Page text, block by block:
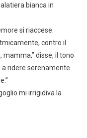
bianca in
si riaccese.
contro il
mamma,” disse, il tono
ridere serenamente.
mi irrigidiva la